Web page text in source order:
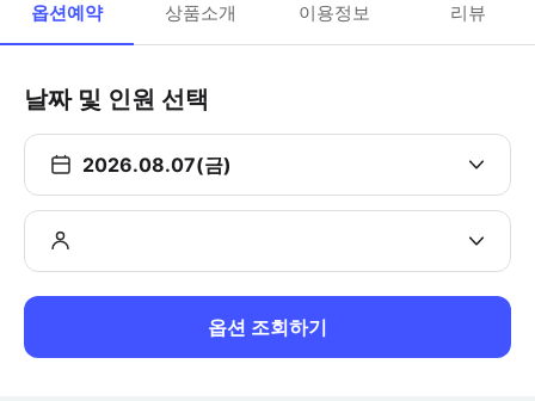
옵션예약 상품소개 이용정보 리뷰
날짜 및 인원 선택
2026.08.07(금)
옵션 조회하기